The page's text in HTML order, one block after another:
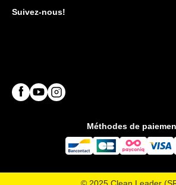
Suivez-nous!
Méthodes de